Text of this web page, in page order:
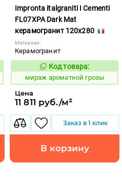
Impronta italgraniti I Cementi
FL07XPA Dark Mat
керамогранит 120x280
Материал:
Керамогранит
984644
Код товара:
мираж ароматной грозы
Цена
11 811 руб./м²
Заказ в 1 клик
В корзину